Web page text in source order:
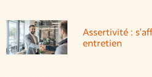
Assertivité :
entretien